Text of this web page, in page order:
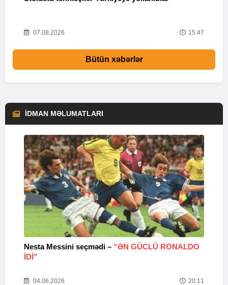
07.08.2026 15:47
Bütün xəbərlər
İDMAN MƏLUMATLARI
Nesta Messini seçmədi – “ƏN GÜCLÜ RONALDO
IDI”
04.06.2026 20:11